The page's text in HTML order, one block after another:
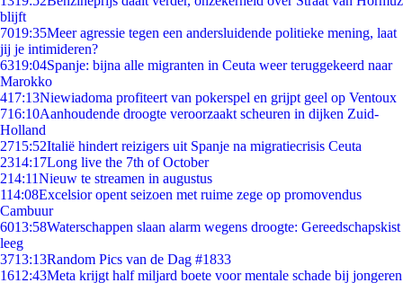
blijft
7019:35Meer agressie tegen een andersluidende politieke mening, laat
jij je intimideren?
6319:04Spanje: bijna alle migranten in Ceuta weer teruggekeerd naar
Marokko
417:13Niewiadoma profiteert van pokerspel en grijpt geel op Ventoux
716:10Aanhoudende droogte veroorzaakt scheuren in dijken Zuid-
Holland
2715:52Italië hindert reizigers uit Spanje na migratiecrisis Ceuta
2314:17Long live the 7th of October
214:11Nieuw te streamen in augustus
114:08Excelsior opent seizoen met ruime zege op promovendus
Cambuur
6013:58Waterschappen slaan alarm wegens droogte: Gereedschapskist
leeg
3713:13Random Pics van de Dag #1833
1612:43Meta krijgt half miljard boete voor mentale schade bij jongeren